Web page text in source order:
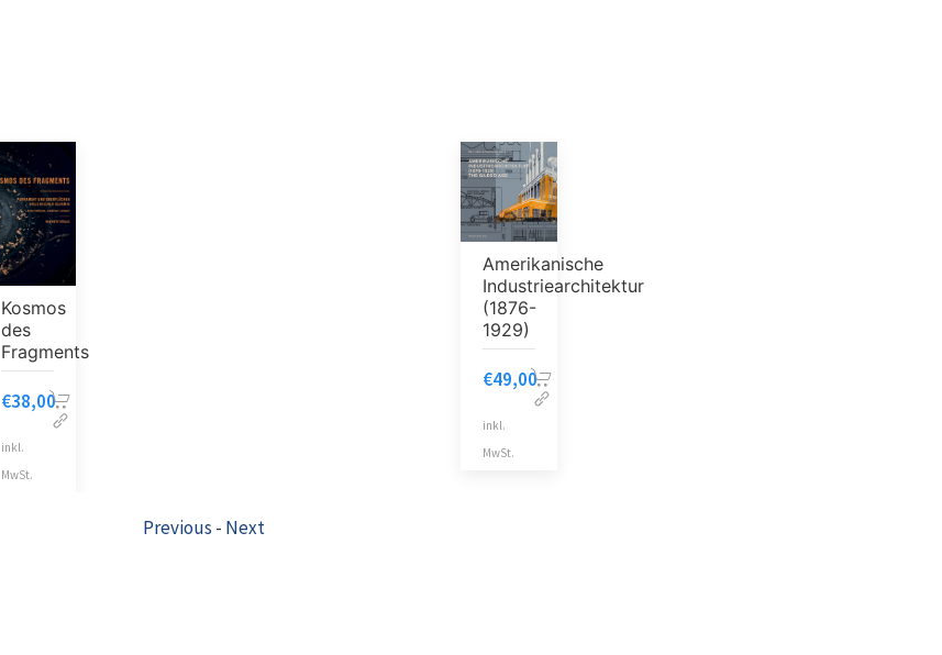
Kosmos
des
Fragments
€38,00
inkl.
MwSt.
Amerikanische
Industriearchitektur
(1876-
1929)
€49,00
inkl.
MwSt.
Previous - Next